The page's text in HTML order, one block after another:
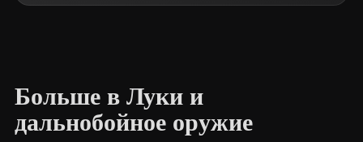
Больше в Луки и
дальнобойное оружие